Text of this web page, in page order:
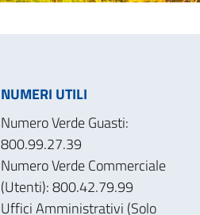
NUMERI UTILI
Numero Verde Guasti:
800.99.27.39
Numero Verde Commerciale
(Utenti): 800.42.79.99
Uffici Amministrativi (Solo